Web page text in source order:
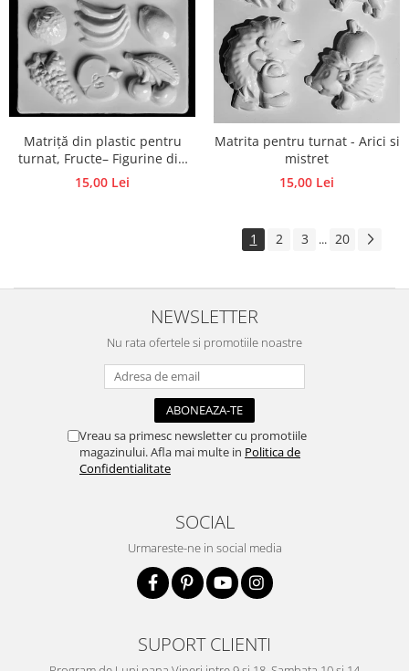
Matriță din plastic pentru
turnat, Fructe– Figurine din
ipsos, praf ceramic, beton,
piatră lichidă sau săpun
15,00 Lei
Matrita pentru turnat - Arici si
mistret
15,00 Lei
1 2 3 ... 20
NEWSLETTER
Nu rata ofertele si promotiile noastre
Vreau sa primesc newsletter cu promotiile
magazinului. Afla mai multe in Politica de
Confidentialitate
SOCIAL
Urmareste-ne in social media
SUPORT CLIENTI